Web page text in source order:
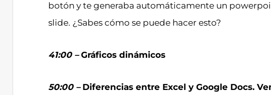
botón y te generaba automáticamente un
slide. ¿Sabes cómo se puede hacer esto?
41:00 –Gráficos dinámicos
50:00 – Diferencias entre Excel y Google Docs.